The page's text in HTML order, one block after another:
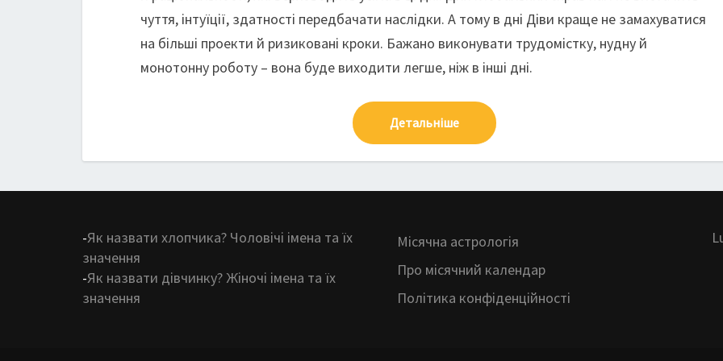
чуття, інтуїції, здатності передбачати наслідки. А тому в дні Діви краще не замахуватися
на більші проекти й ризиковані кроки. Бажано виконувати трудомістку, нудну й
монотонну роботу – вона буде виходити легше, ніж в інші дні.
Детальніше
-Як назвати хлопчика? Чоловічі імена та їх
значення
-Як назвати дівчинку? Жіночі імена та їх
значення
Місячна астрологія
Про місячний календар
Політика конфіденційності